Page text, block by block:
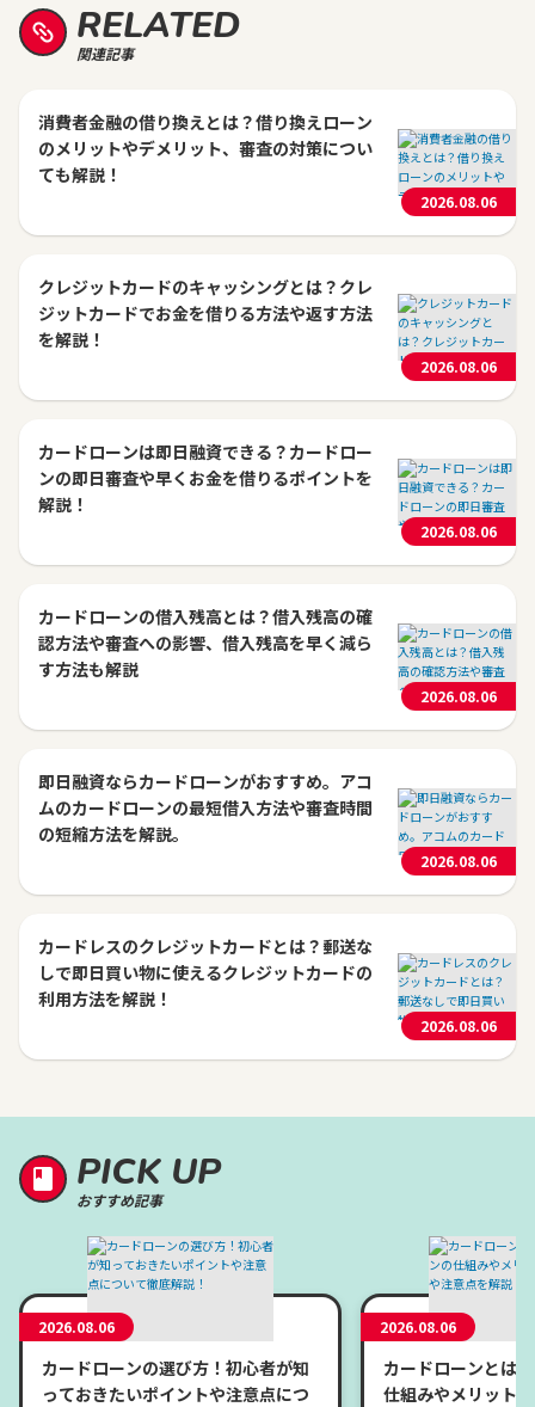
RELATED
関連記事
消費者金融の借り換えとは？借り換えローン
のメリットやデメリット、審査の対策につい
ても解説！
2026.08.06
クレジットカードのキャッシングとは？クレ
ジットカードでお金を借りる方法や返す方法
を解説！
2026.08.06
カードローンは即日融資できる？カードロー
ンの即日審査や早くお金を借りるポイントを
解説！
2026.08.06
カードローンの借入残高とは？借入残高の確
認方法や審査への影響、借入残高を早く減ら
す方法も解説
2026.08.06
即日融資ならカードローンがおすすめ。アコ
ムのカードローンの最短借入方法や審査時間
の短縮方法を解説。
2026.08.06
カードレスのクレジットカードとは？郵送な
しで即日買い物に使えるクレジットカードの
利用方法を解説！
2026.08.06
PICK UP
おすすめ記事
2026.08.06
カードローンの選び方！初心者が知
っておきたいポイントや注意点につ
2026.08.06
カードローンとは
仕組みやメリット